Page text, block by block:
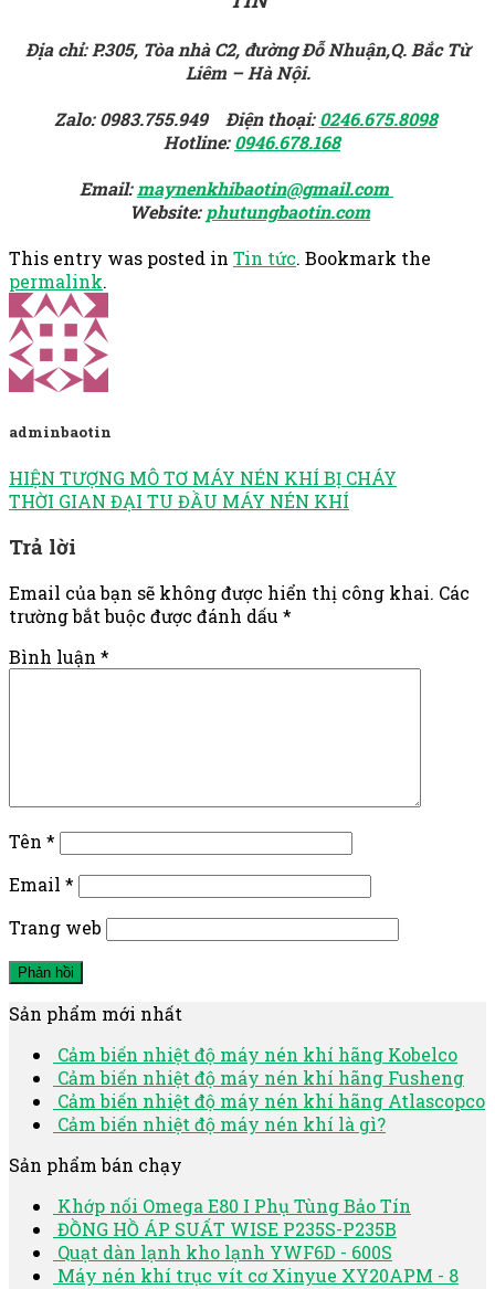
Địa chỉ: P.305, Tòa nhà C2, đường Đỗ Nhuận,Q. Bắc Từ
Liêm – Hà Nội.
Zalo: 0983.755.949 Điện thoại:0246.675.8098
Hotline:0946.678.168
Email:maynenkhibaotin@gmail.com
Website: phutungbaotin.com
This entry was posted in Tin tức. Bookmark the
permalink.
adminbaotin
HIỆN TƯỢNG MÔ TƠ MÁY NÉN KHÍ BỊ CHÁY
THỜI GIAN ĐẠI TU ĐẦU MÁY NÉN KHÍ
Trả lời
Email của bạn sẽ không được hiển thị công khai. Các
trường bắt buộc được đánh dấu *
Bình luận *
Tên *
Email *
Trang web
Sản phẩm mới nhất
Cảm biến nhiệt độ máy nén khí hãng Kobelco
Cảm biến nhiệt độ máy nén khí hãng Fusheng
Cảm biến nhiệt độ máy nén khí hãng Atlascopco
Cảm biến nhiệt độ máy nén khí là gì?
Sản phẩm bán chạy
Khớp nối Omega E80 I Phụ Tùng Bảo Tín
ĐỒNG HỒ ÁP SUẤT WISE P235S-P235B
Quạt dàn lạnh kho lạnh YWF6D - 600S
Máy nén khí trục vít cơ Xinyue XY20APM - 8